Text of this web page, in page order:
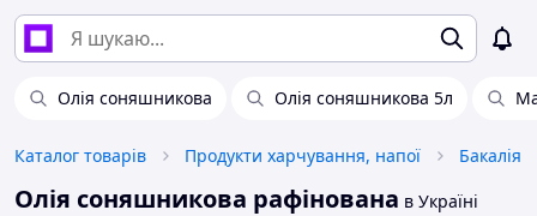
Олія соняшникова Олія соняшникова 5л
Каталог товарів Продукти харчування, напої Бакалія
Олія соняшникова рафінована в Україні